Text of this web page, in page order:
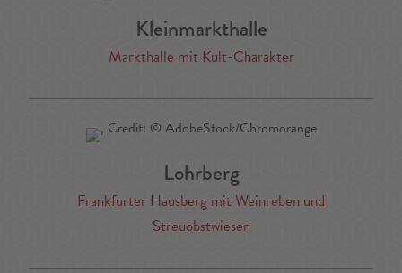
Kleinmarkthalle
Markthalle mit Kult-Charakter
Lohrberg
Frankfurter Hausberg mit Weinreben und
Streuobstwiesen